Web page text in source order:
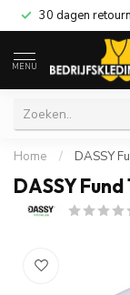
30 dagen
MENU
Home / DASSY
DASSY